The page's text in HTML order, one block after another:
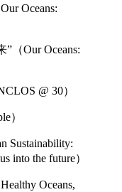
Oceans:
（Our Oceans:
@ 30）
）
Sustainability:
into the future）
Oceans,